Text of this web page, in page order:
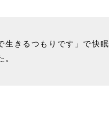
生きるつもりです」で快眠